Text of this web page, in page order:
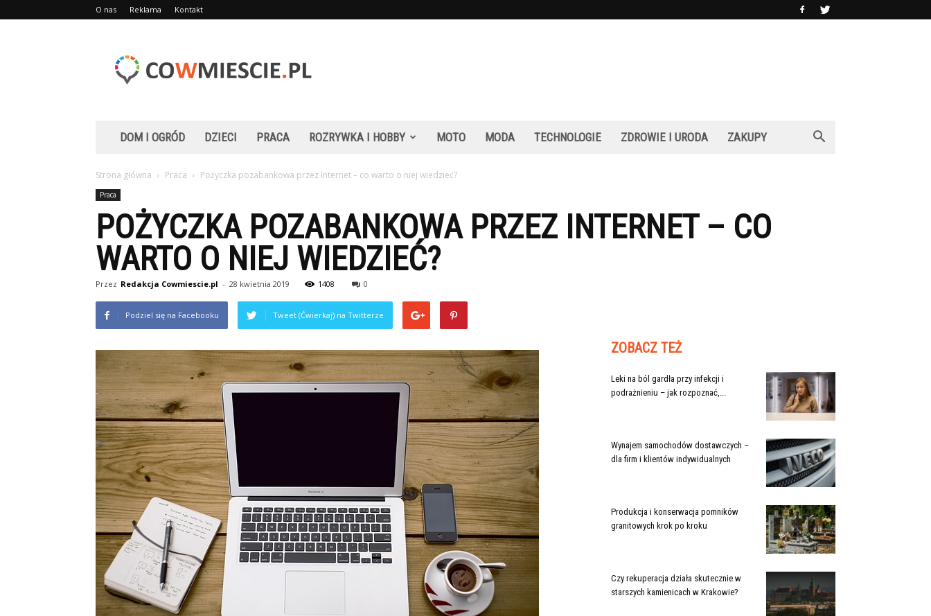
O nas Reklama Kontakt
DOM I OGRÓD DZIECI PRACA ROZRYWKA I HOBBY MOTO MODA TECHNOLOGIE ZDROWIE I URODA ZAKUPY
Strona główna Praca Pożyczka pozabankowa przez Internet – co warto o niej wiedzieć?
Praca
POŻYCZKA POZABANKOWA PRZEZ INTERNET – CO
WARTO O NIEJ WIEDZIEĆ?
Przez Redakcja Cowmiescie.pl - 28 kwietnia 2019 1408 0
Podziel się na Facebooku Tweet (Ćwierkaj) na Twitterze
ZOBACZ TEŻ
Leki na ból gardła przy infekcji i
podrażnieniu – jak rozpoznać,...
Wynajem samochodów dostawczych –
dla firm i klientów indywidualnych
Produkcja i konserwacja pomników
granitowych krok po kroku
Czy rekuperacja działa skutecznie w
starszych kamienicach w Krakowie?